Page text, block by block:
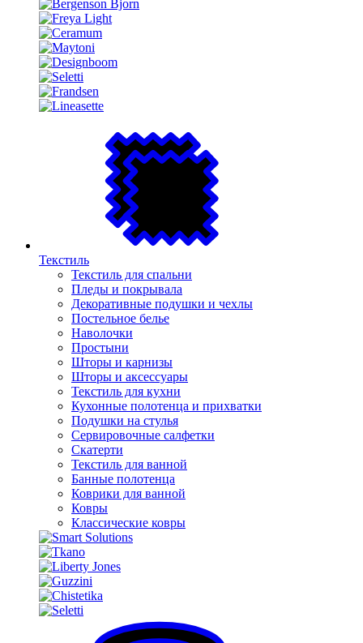
Текстиль
Текстиль для спальни
Пледы и покрывала
Декоративные подушки и чехлы
Постельное белье
Наволочки
Простыни
Шторы и карнизы
Шторы и аксессуары
Текстиль для кухни
Кухонные полотенца и прихватки
Подушки на стулья
Сервировочные салфетки
Скатерти
Текстиль для ванной
Банные полотенца
Коврики для ванной
Ковры
Классические ковры